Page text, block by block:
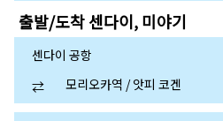
출발/도착센다이, 미야기
센다이 공항
⇄
모리오카역 / 앗피 코겐